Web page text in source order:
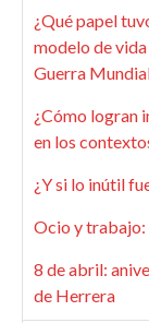
¿Qué papel
modelo de
Guerra
¿Cómo logran
en los
¿Y si lo inútil
Ocio y trabajo:
8 de abril:
de Herrera